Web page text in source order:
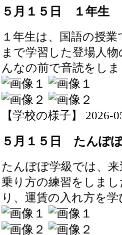
５月１５日 １年生
１年生は、国語の授
まで学習した登場人
んなの前で音読をし
【学校の様子】 2026-
５月１５日 たんぽ
たんぽぽ学級では、
乗り方の練習をしま
り、運賃の入れ方を